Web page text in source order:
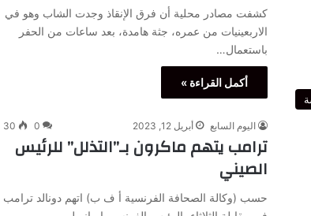
كشفت مصادر محلية أن فرق الإنقاذ وجدت الشاب وهو في
الاربعينيات من عمره، جثة هامدة، بعد ساعات من الحفر
باستعمال…
أكمل القراءة »
اليوم السابع أبريل 12, 2023 0
30
ترامب يتهم ماكرون بـ”التذلل” للرئيس
الصيني
حسب (وكالة الصحافة الفرنسية أ ف ب) اتهم دونالد ترامب